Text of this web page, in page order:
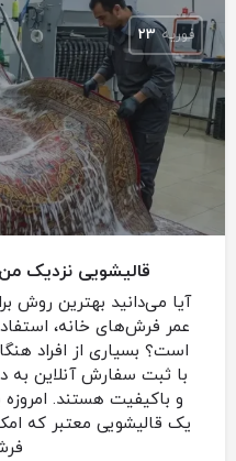
فوریه 23
قالیشویی نزدیک
آیا می‌دانید بهترین روش
عمر فرش‌های خانه،
است؟ بسیاری از افراد
با ثبت سفارش آنلاین به
و باکیفیت هستند. امروزه
یک قالیشویی معتبر که